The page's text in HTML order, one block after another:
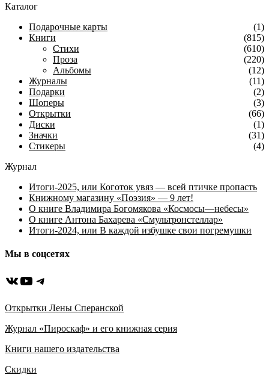
Каталог
Подарочные карты
(1)
Книги
(815)
Стихи
(610)
Проза
(220)
Альбомы
(12)
Журналы
(11)
Подарки
(2)
Шоперы
(3)
Открытки
(66)
Диски
(1)
Значки
(31)
Стикеры
(4)
Журнал
Итоги-2025, или Коготок увяз — всей птичке пропасть
Книжному магазину «Поэзия» — 9 лет!
О книге Владимира Богомякова «Космосы—небесы»
О книге Антона Бахарева «Смультронстеллар»
Итоги-2024, или В каждой избушке свои погремушки
Мы в соцсетях
ВКонтакте
YouTube
Telegram
Открытки Лены Сперанской
Журнал «Пироскаф» и его книжная серия
Книги нашего издательства
Скидки